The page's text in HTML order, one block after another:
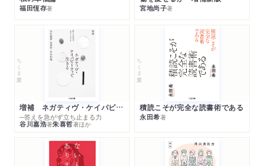
福田恆存著 宮地尚子著
ちくま文庫
増補 ネガティヴ・ケイパビリティで生きる
─答えを急がず立ち止まる力
谷川嘉浩著朱喜哲著ほか
ちくま文庫
積読こそが完全な読書術である
永田希著